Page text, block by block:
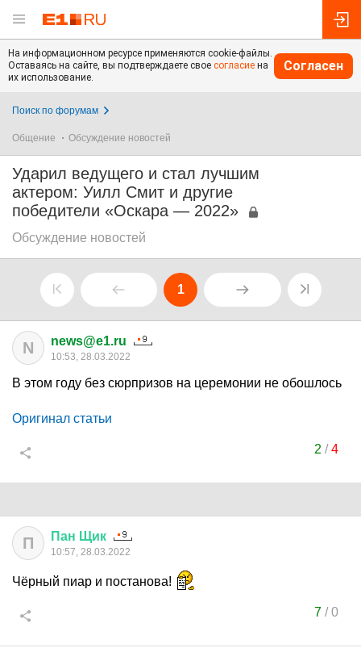
На информационном ресурсе применяются cookie-файлы.
Оставаясь на сайте, вы подтверждаете свое согласие на
их использование.
Согласен
Поиск по форумам
Общение Обсуждение новостей
Ударил ведущего и стал лучшим
актером: Уилл Смит и другие
победители «Оскара — 2022»
Обсуждение новостей
1
N news@e1.ru
10:53, 28.03.2022
В этом году без сюрпризов на церемонии не обошлось
Оригинал статьи
2 /4
П Пан Щик
10:57, 28.03.2022
Чёрный пиар и постанова!
7/0